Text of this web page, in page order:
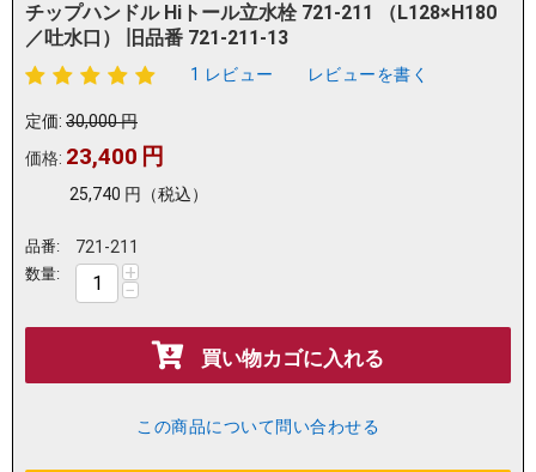
チップハンドル Hiトール立水栓 721-211 （L128×H180
／吐水口） 旧品番 721-211-13
1 レビュー レビューを書く
定価: 30,000円
価格: 23,400 円
25,740 円 （税込）
品番: 721-211
数量: +
−
買い物カゴに入れる
この商品について問い合わせる